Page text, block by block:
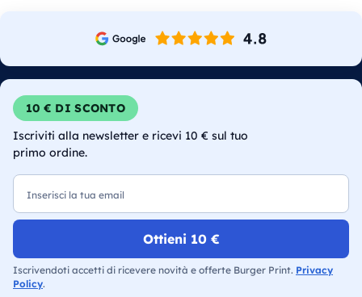
10 € DI SCONTO
Iscriviti alla newsletter e ricevi 10 € sul tuo
primo ordine.
Ottieni 10 €
Iscrivendoti accetti di ricevere novità e offerte Burger Print. Privacy
Policy.